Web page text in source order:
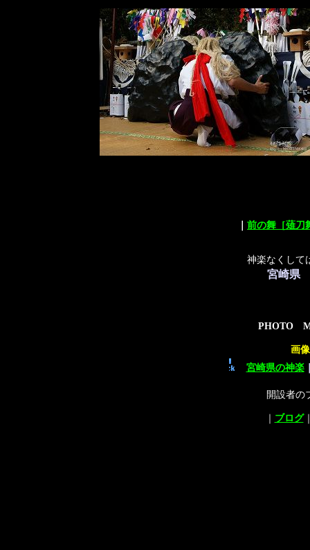
前の舞［薙刀
神楽なくし
宮崎県
PHOTO
画
宮崎県の神楽
開設者
ブログ